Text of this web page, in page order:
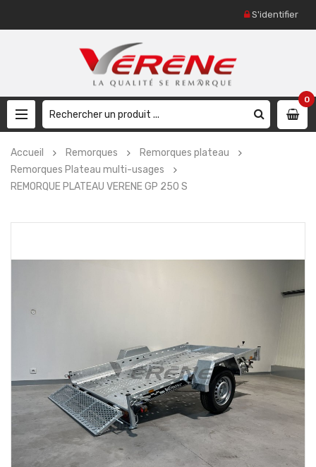
S'identifier
0
Accueil Remorques
Remorques plateau
Remorques Plateau multi-usages
REMORQUE PLATEAU VERENE GP 250 S